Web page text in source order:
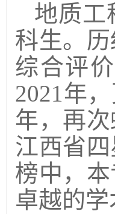
地质工
科生。
综合评价
2021年
年，再
江西省
榜中，
卓越的